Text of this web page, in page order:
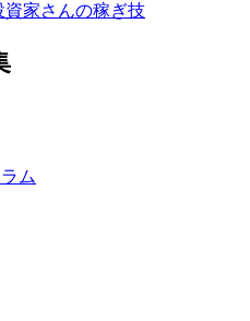
資家さんの稼ぎ技
ム